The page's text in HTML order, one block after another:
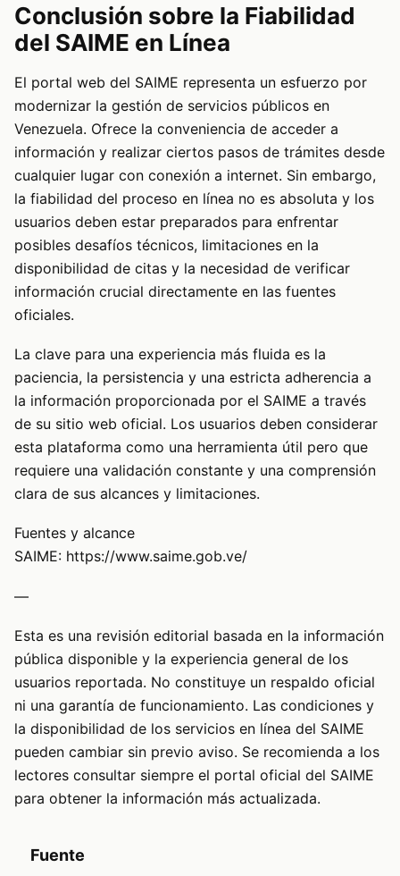
Conclusión sobre la Fiabilidad
del SAIME en Línea
El portal web del SAIME representa un esfuerzo por
modernizar la gestión de servicios públicos en
Venezuela. Ofrece la conveniencia de acceder a
información y realizar ciertos pasos de trámites desde
cualquier lugar con conexión a internet. Sin embargo,
la fiabilidad del proceso en línea no es absoluta y los
usuarios deben estar preparados para enfrentar
posibles desafíos técnicos, limitaciones en la
disponibilidad de citas y la necesidad de verificar
información crucial directamente en las fuentes
oficiales.
La clave para una experiencia más fluida es la
paciencia, la persistencia y una estricta adherencia a
la información proporcionada por el SAIME a través
de su sitio web oficial. Los usuarios deben considerar
esta plataforma como una herramienta útil pero que
requiere una validación constante y una comprensión
clara de sus alcances y limitaciones.
Fuentes y alcance
SAIME: https://www.saime.gob.ve/
—
Esta es una revisión editorial basada en la información
pública disponible y la experiencia general de los
usuarios reportada. No constituye un respaldo oficial
ni una garantía de funcionamiento. Las condiciones y
la disponibilidad de los servicios en línea del SAIME
pueden cambiar sin previo aviso. Se recomienda a los
lectores consultar siempre el portal oficial del SAIME
para obtener la información más actualizada.
Fuente